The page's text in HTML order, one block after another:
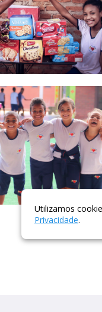
Utilizamos
Privacidade.